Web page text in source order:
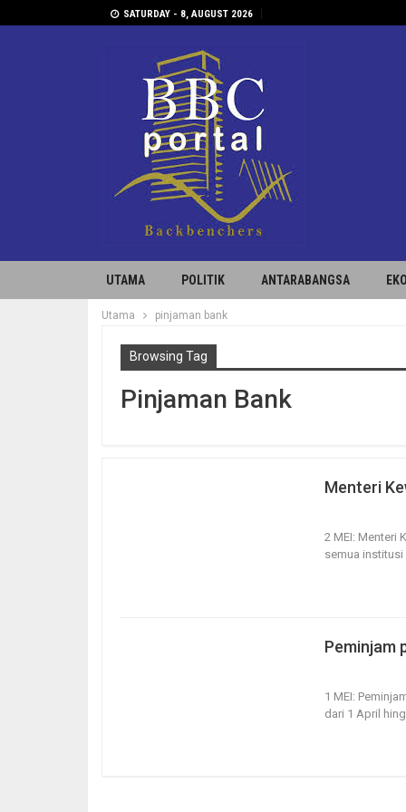
SATURDAY - 8, AUGUST 2026
UTAMA POLITIK ANTARABANGSA
Utama pinjaman bank
Browsing Tag
Pinjaman Bank
Menteri
2 MEI: Menteri
semua
Peminjam
1 MEI:
dari 1 April